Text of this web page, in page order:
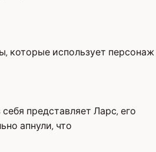
которые использует персонаж
представляет Ларс, его
апнули, что